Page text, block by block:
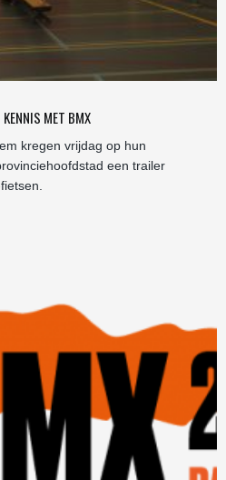
KENNIS MET BMX
kregen vrijdag op hun
een trailer